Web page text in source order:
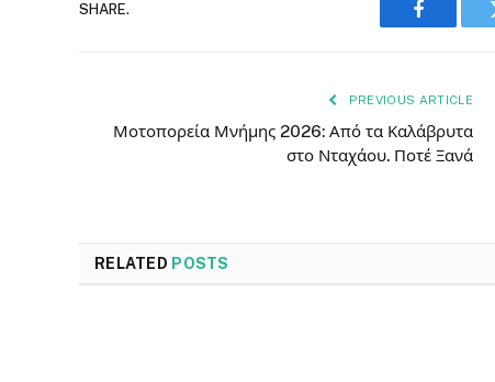
SHARE.
Facebook
PREVIOUS ARTICLE
Μοτοπορεία Μνήμης 2026: Από τα Καλάβρυτα
στο Νταχάου. Ποτέ Ξανά
RELATED POSTS